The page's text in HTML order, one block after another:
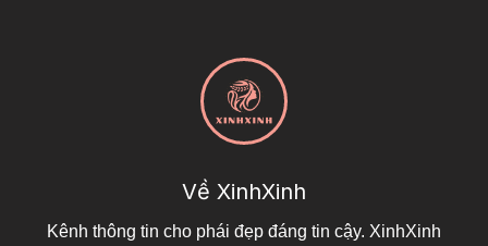
Về XinhXinh
Kênh thông tin cho phái đẹp đáng tin cậy. XinhXinh